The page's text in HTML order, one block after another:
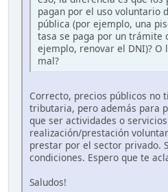
pagan por el uso voluntario
pública (por ejemplo, una
tasa se paga por un trámite
ejemplo, renovar el DNI)? O
mal?
Correcto, precios públicos no
tributaria, pero además para
que ser actividades o
realización/prestación
prestar por el sector privado.
condiciones. Espero que te
Saludos!